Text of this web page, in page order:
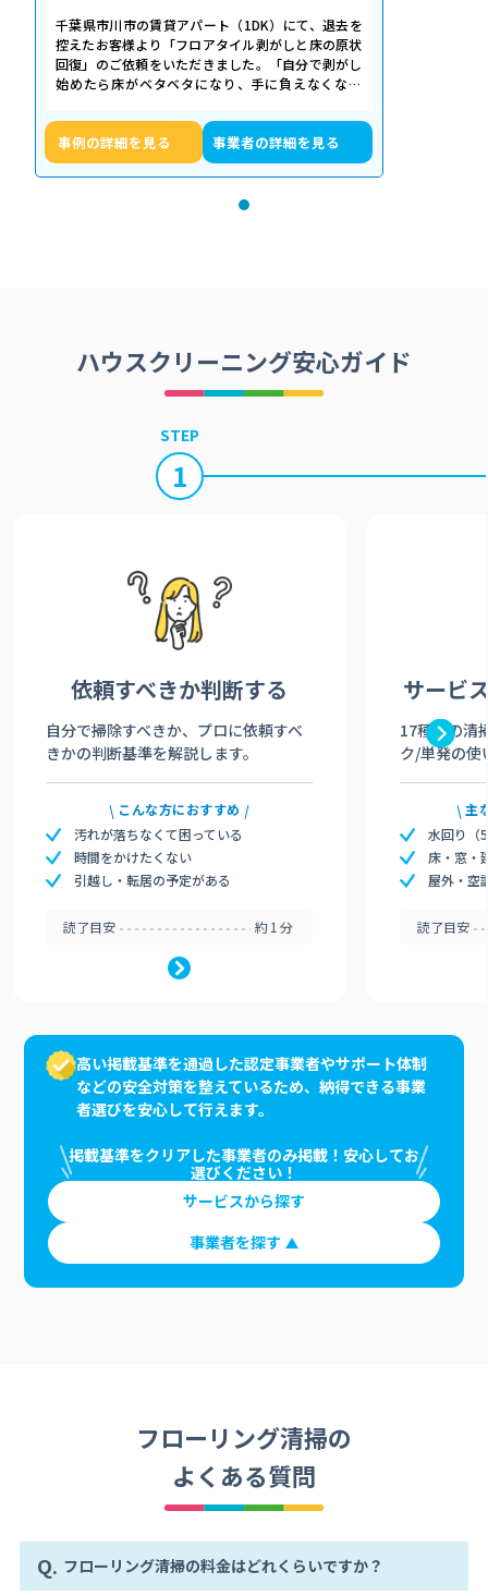
千葉県市川市の賃貸アパート（1DK）にて、退去を
控えたお客様より「フロアタイル剥がしと床の原状
回復」のご依頼をいただきました。「自分で剥がし
始めたら床がベタベタになり、手に負えなくなっ
事例の詳細を見る 事業者の詳細を見る
ハウスクリーニング安心ガイド
STEP
1
依頼すべきか判断する
自分で掃除すべきか、プロに依頼すべ
きかの判断基準を解説します。
こんな方におすすめ
汚れが落ちなくて困っている
時間をかけたくない
引越し・転居の予定がある
読了目安 約1分
サービ
17種類の清
ク/単発の使
主
水回り（
床・窓・
屋外・空
読了目安
高い掲載基準を通過した認定事業者やサポート体制
などの安全対策を整えているため、納得できる事業
者選びを安心して行えます。
掲載基準をクリアした事業者のみ掲載！安心してお
選びください！
サービスから探す
事業者を探す
フローリング清掃の
よくある質問
Q. フローリング清掃の料金はどれくらいですか？